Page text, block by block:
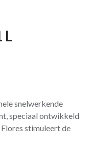
L
snelwerkende
speciaal ontwikkeld
stimuleert de